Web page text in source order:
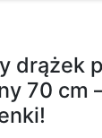
drążek
70 cm